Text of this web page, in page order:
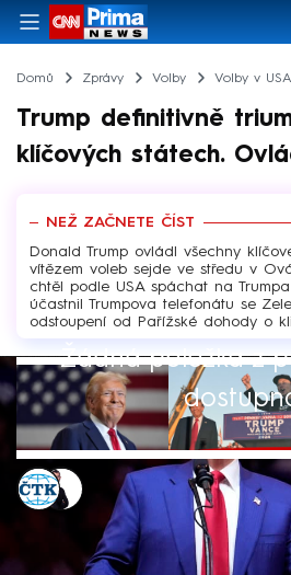
Domů Zprávy Volby Volby v USA
Trump definitivně
klíčových státech.
NEŽ ZAČNETE ČÍST
Donald Trump ovládl všechny
vítězem voleb sejde ve středu v
chtěl podle USA spáchat na
účastnil Trumpova telefonátu se
odstoupení od Pařížské dohody o
Žádná položka z
ČTK
Václav Černý
Akt. 10. lis 2024, 23:18• 5. lis 2024,
Republikán Donald Trump